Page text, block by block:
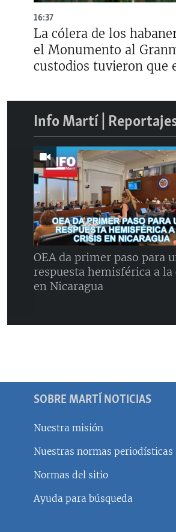
16:37
La cólera de los
el Monumento al
custodios tuvieron que
Info Martí |
OEA da primer paso para
respuesta hemisférica a la
en Nicaragua
SOBRE MARTÍ NOTICIAS
Nuestra misión
Nuestras normas periodísticas
Normas del sitio
Ayuda para búsqueda